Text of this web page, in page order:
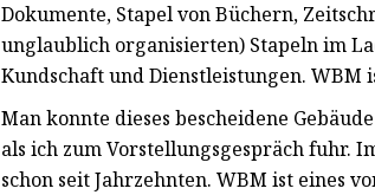
Dokumente, Stapel von Büchern,
unglaublich organisierten) Stapeln im
Kundschaft und Dienstleistungen.
Man konnte dieses bescheidene
als ich zum Vorstellungsgespräch fuhr.
schon seit Jahrzehnten. WBM ist eines